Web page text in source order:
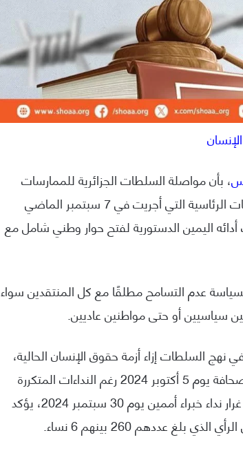
، بأن مواصلة السلطات الجزائرية للممارسات
القمعية لأكثر من خمسة أعوام، والتي لم تتوقف حتى أثناء الانتخابات الرئاسية التي أجريت في 7 سبتمبر الماضي
اليمين الدستورية لفتح حوار وطني شامل مع
عدم التسامح مطلقًا مع كل المنتقدين سواء
سياسيين أو حتى مواطنين عاديين.
السلطات إزاء أزمة حقوق الإنسان الحالية،
واستمرار إنكاره وجود معتقلي رأي في الجزائر، آخرها خلال لقائه بالصحافة يوم 5 أكتوبر 2024 رغم النداءات المتكررة
لمنظمات حقوقية دولية من أجل إطلاق سراح معتقلي الرأي، على غرار نداء خبراء أممين يوم 30 سبتمبر 2024، يؤكد
عددهم 260 بينهم 6 نساء.